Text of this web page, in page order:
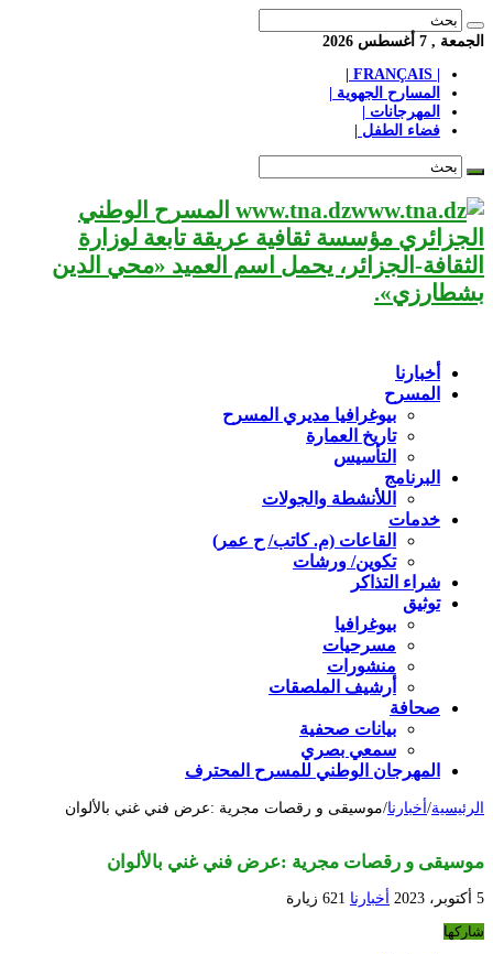
الجمعة , 7 أغسطس 2026
المسارح الجهوية |
المهرجانات |
فضاء الطفل |
www.tna.dz المسرح الوطني
الجزائري مؤسسة ثقافية عريقة تابعة لوزارة
الثقافة-الجزائر، يحمل اسم العميد «محي الدين
بشطارزي».
أخبارنا
المسرح
بيوغرافيا مديري المسرح
تاريخ العمارة
التأسيس
البرنامج
اللأنشطة والجولات
خدمات
القاعات (م. كاتب/ ح عمر)
تكوين/ ورشات
شراء التذاكر
توثيق
بيوغرافيا
مسرحيات
منشورات
أرشيف الملصقات
صحافة
بيانات صحفية
سمعي بصري
المهرجان الوطني للمسرح المحترف
الرئيسية/ أخبارنا/موسيقى و رقصات مجرية :عرض فني غني بالألوان
موسيقى و رقصات مجرية :عرض فني غني بالألوان
5 أكتوبر، 2023 أخبارنا 621 زيارة
شاركها